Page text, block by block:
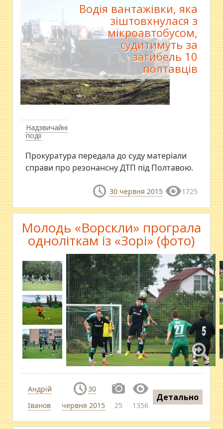
Надзвичайні
події
Водія вантажівки, яка
зіштовхнулася з
мікроавтобусом,
судитимуть за
загибель 10
полтавців
Прокуратура передала до суду матеріали
справи про резонансну ДТП під Полтавою.
30 червня 2015 1725
Молодь «Ворскли» програла
одноліткам із «Зорі» (фото)
Андрій
Іванов
30
червня 2015
25 1356
Детально